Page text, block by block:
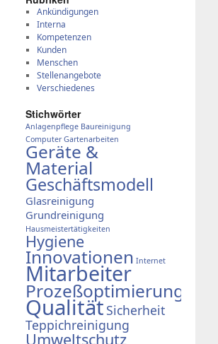
Ankündigungen
Interna
Kompetenzen
Kunden
Menschen
Stellenangebote
Verschiedenes
Stich­wör­ter
Anlagenpflege Baureinigung
Computer Gartenarbeiten
Geräte &
Material
Geschäftsmodell
Glasreinigung
Grundreinigung
Hausmeistertätigkeiten
Hygiene
Innovationen Internet
Mitarbeiter
Prozeßoptimierung
Qualität Sicherheit
Teppichreinigung
Umweltschutz